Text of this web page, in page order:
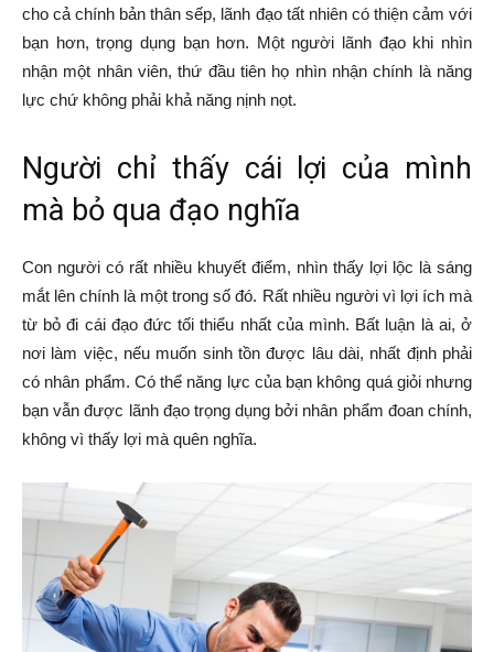
cho cả chính bản thân sếp, lãnh đạo tất nhiên có thiện cảm với
bạn hơn, trọng dụng bạn hơn. Một người lãnh đạo khi nhìn
nhận một nhân viên, thứ đầu tiên họ nhìn nhận chính là năng
lực chứ không phải khả năng nịnh nọt.
Người chỉ thấy cái lợi của mình
mà bỏ qua đạo nghĩa
Con người có rất nhiều khuyết điểm, nhìn thấy lợi lộc là sáng
mắt lên chính là một trong số đó. Rất nhiều người vì lợi ích mà
từ bỏ đi cái đạo đức tối thiểu nhất của mình. Bất luận là ai, ở
nơi làm việc, nếu muốn sinh tồn được lâu dài, nhất định phải
có nhân phẩm. Có thể năng lực của bạn không quá giỏi nhưng
bạn vẫn được lãnh đạo trọng dụng bởi nhân phẩm đoan chính,
không vì thấy lợi mà quên nghĩa.